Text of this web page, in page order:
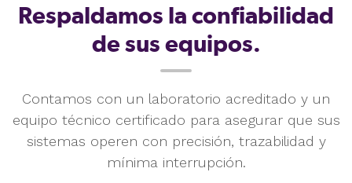
Respaldamos la confiabilidad
de sus equipos.
Contamos con un laboratorio acreditado y un
equipo técnico certificado para asegurar que sus
sistemas operen con precisión, trazabilidad y
mínima interrupción.